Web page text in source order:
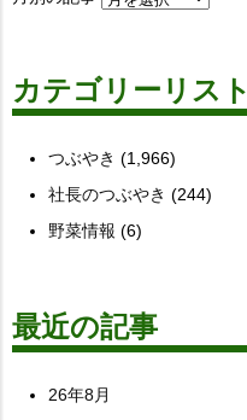
カテゴリーリスト
つぶやき (1,966)
社長のつぶやき (244)
野菜情報 (6)
最近の記事
26年8月